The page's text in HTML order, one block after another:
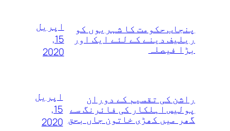
پنجاب حکومت کا شہریوں کو
ریلیف دینے کے لئے ایک اور
بڑا فیصلہ
اپریل
15,
2020
راشن کی تقسیم کے دوران
پولیس اہلکار کی فائرنگ سے
گھر میں کھڑی خاتون جاں بحق
اپریل
15,
2020